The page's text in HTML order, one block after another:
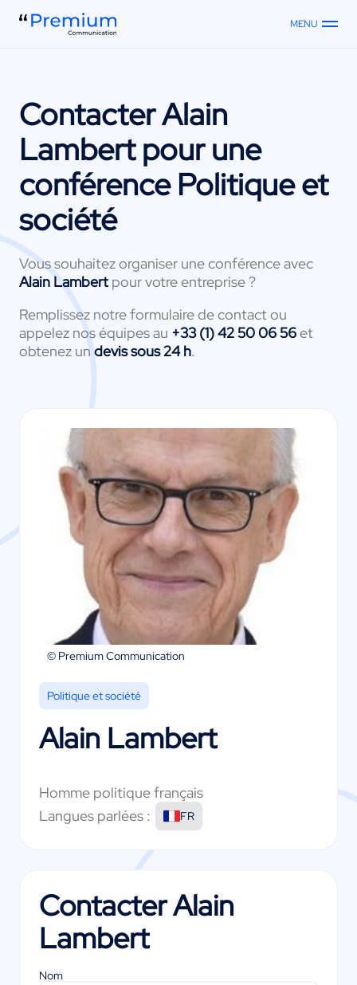
MENU
ContacterAlain
Lambertpour une
conférence Politique et
société
Vous souhaitez organiser une conférence avec
Alain Lambert pour votre entreprise ?
Remplissez notre formulaire de contact ou
appelez nos équipes au +33 (1) 42 50 06 56et
obtenez un devis sous 24 h.
© Premium Communication
Politique et société
Alain Lambert
Homme politique français
Langues parlées :
FR
ContacterAlain
Lambert
Nom